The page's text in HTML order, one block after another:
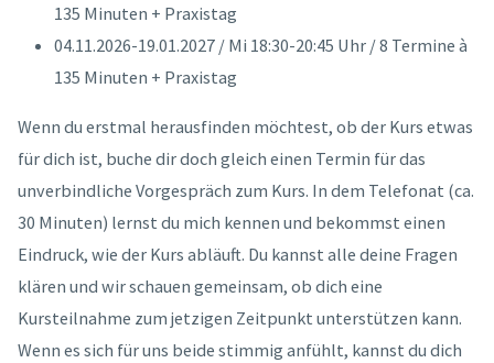
135 Minuten + Praxistag
04.11.2026-19.01.2027 / Mi 18:30-20:45 Uhr / 8 Termine à
135 Minuten + Praxistag
Wenn du erstmal herausfinden möchtest, ob der Kurs etwas
für dich ist, buche dir doch gleich einen Termin für das
unverbindliche Vorgespräch zum Kurs. In dem Telefonat (ca.
30 Minuten) lernst du mich kennen und bekommst einen
Eindruck, wie der Kurs abläuft. Du kannst alle deine Fragen
klären und wir schauen gemeinsam, ob dich eine
Kursteilnahme zum jetzigen Zeitpunkt unterstützen kann.
Wenn es sich für uns beide stimmig anfühlt, kannst du dich